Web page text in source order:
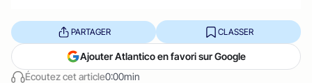
Écoutez cet article0:00min
PARTAGER CLASSER
Ajouter Atlantico en favori sur Google